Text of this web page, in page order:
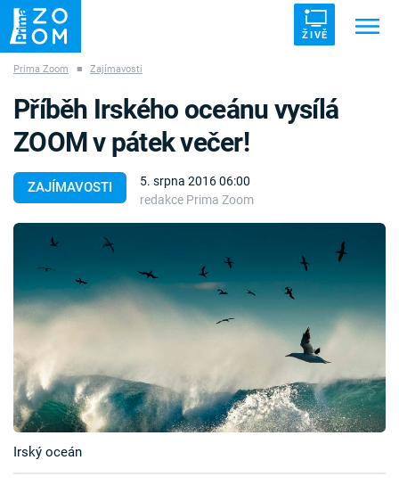
ŽIVĚ
ZÁHADY VETŘELCI DÁVNOVĚKU
Témata
Témata
Pořady
TV Program
Časopis
Sledujte prima+
Prima Zoom ■ Zajímavosti
ZAJÍMAVOSTI
5. srpna 2016 06:00
redakce Prima Zoom
Příběh Irského oceánu vysílá
ZOOM v pátek večer!
Irský oceán